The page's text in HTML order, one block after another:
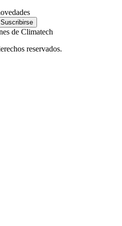
Suscribirse
de Climatech
reservados.